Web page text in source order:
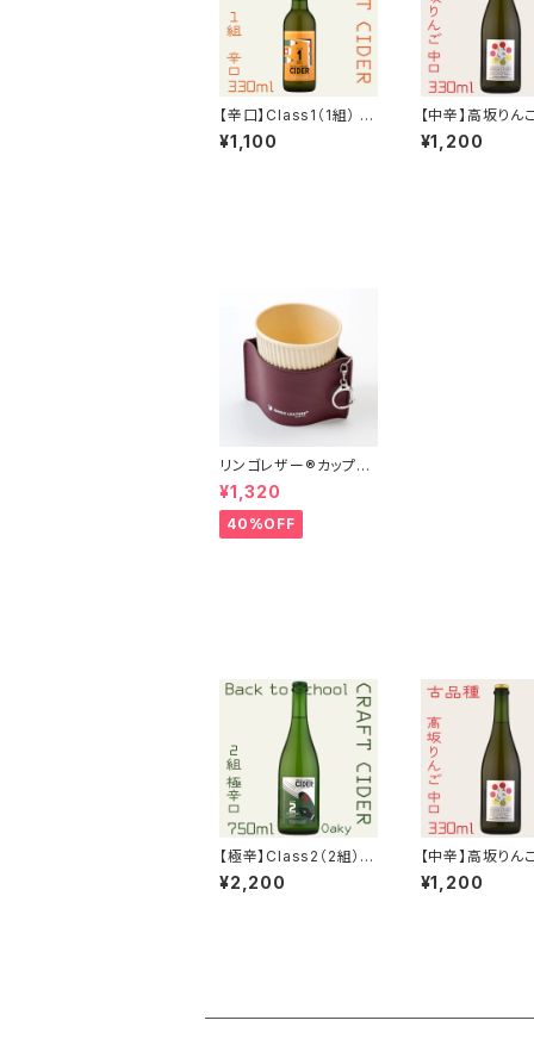
【辛口】Class1（1組） 3
30ml シードル（Early
autumn）2024
¥1,100
【中辛】高坂りん
ドル 750ml（酔
然記念物）2025
¥1,200
リンゴレザー®︎カップス
リーブ
¥1,320
40%OFF
【極辛】Class2（2組） 7
50ml シードル Oaky
（Medium maturing）
¥2,200
【中辛】高坂りん
ドル 750ml（酔
然記念物）2025
¥1,200